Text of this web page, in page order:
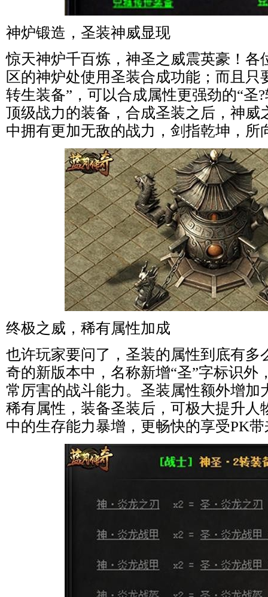
神炉锻造，圣装神威显现
惊天神炉千百炼，神圣之威震英豪！各
区的神炉处使用圣装合成功能；而且只
转生装备”，可以合成属性更强劲的“圣
顶级战力的装备，合成圣装之后，神威
中拥有更加无敌的战力，剑指乾坤，所
终极之威，稀有属性加成
也许玩家要问了，圣装的属性到底有多
奇的新版本中，名称新增“圣”字标识外
常厉害的战斗能力。圣装属性额外增加
稀有属性，装备圣装后，可极大提升人
中的生存能力暴增，更畅快的享受PK